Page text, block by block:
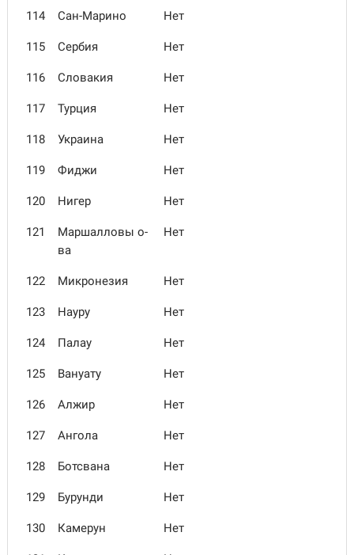
114 Сан-Марино Нет
115 Сербия Нет
116 Словакия Нет
117 Турция Нет
118 Украина Нет
119 Фиджи Нет
120 Нигер Нет
121
Маршалловы о-
ва
Нет
122 Микронезия Нет
123 Науру Нет
124 Палау Нет
125 Вануату Нет
126 Алжир Нет
127 Ангола Нет
128 Ботсвана Нет
129 Бурунди Нет
130 Камерун Нет